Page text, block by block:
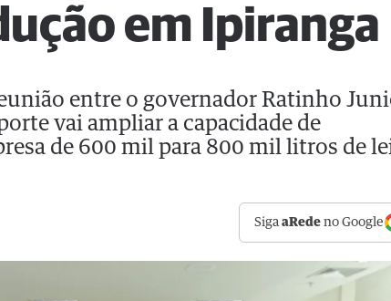
em Ipiranga
entre o governador Ratinho
vai ampliar a capacidade de
de 600 mil para 800 mil litros de
SigaaRede no Google